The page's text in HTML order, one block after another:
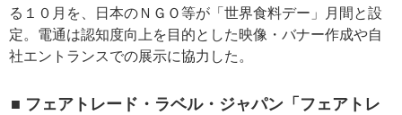
る１０月を、日本のＮＧＯ等が「世界食料デー」月間と設
定。電通は認知度向上を目的とした映像・バナー作成や自
社エントランスでの展示に協力した。
■ フェアトレード・ラベル・ジャパン「フェアトレ